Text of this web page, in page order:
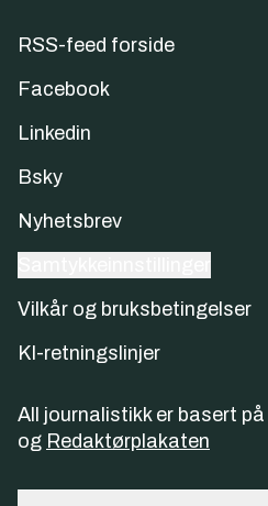
RSS-feed forside
Facebook
Linkedin
Bsky
Nyhetsbrev
Vilkår og bruksbetingelser
KI-retningslinjer
All journalistikk er basert på
og Redaktørplakaten